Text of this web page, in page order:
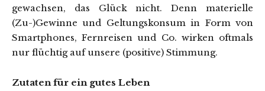
gewachsen, das Glück nicht. Denn materielle
(Zu-)Gewinne und Geltungskonsum in Form von
Smartphones, Fernreisen und Co. wirken oftmals
nur flüchtig auf unsere (positive) Stimmung.
Zutaten für ein gutes Leben